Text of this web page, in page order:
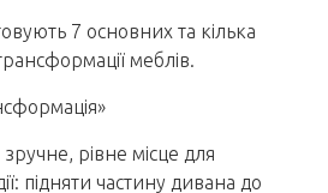
7 основних та кілька
меблів.
рівне місце для
підняти частину дивана до